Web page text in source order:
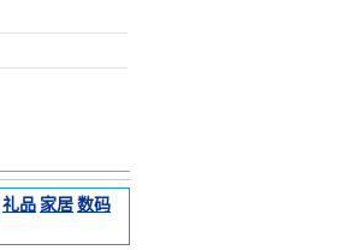
礼品 家居 数码